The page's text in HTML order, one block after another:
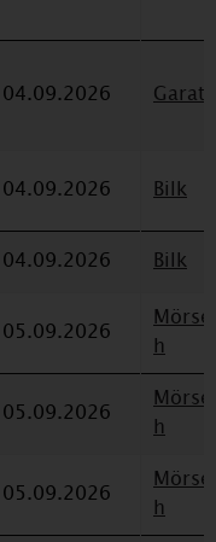
04.09.2026 Garath
04.09.2026 Bilk
04.09.2026
Bilk
05.09.2026
h
05.09.2026
h
05.09.2026
h